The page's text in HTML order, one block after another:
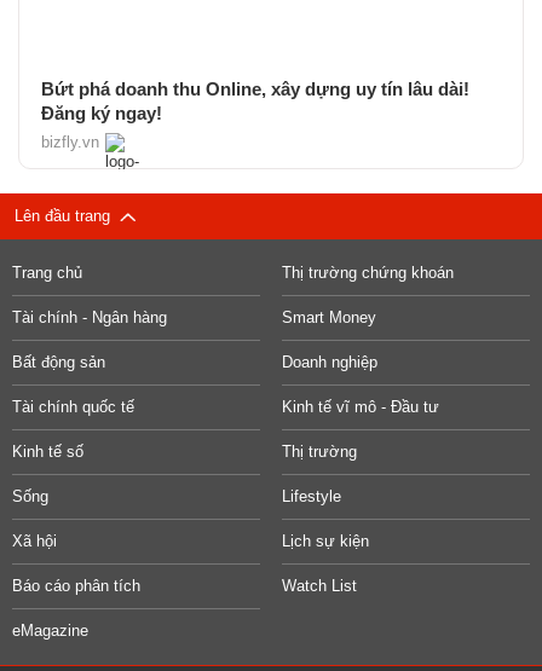
Bứt phá doanh thu Online, xây dựng uy tín lâu dài!
Đăng ký ngay!
bizfly.vn
Lên đầu trang
Trang chủ Thị trường chứng khoán
Tài chính - Ngân hàng Smart Money
Bất động sản Doanh nghiệp
Tài chính quốc tế Kinh tế vĩ mô - Đầu tư
Kinh tế số Thị trường
Sống Lifestyle
Xã hội Lịch sự kiện
Báo cáo phân tích Watch List
eMagazine